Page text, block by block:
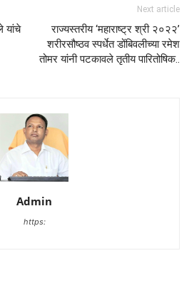
यांचे
Next article
राज्यस्तरीय ‘महाराष्ट्र श्री २०२२’
शरीरसौष्ठव स्पर्धेत डोंबिवलीच्या रमेश
तोमर यांनी पटकावले तृतीय पारितोषिक..
Admin
https: